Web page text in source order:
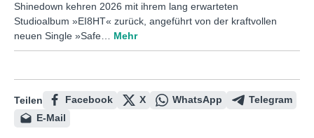
Shinedown kehren 2026 mit ihrem lang erwarteten
Studioalbum »EI8HT« zurück, angeführt von der kraftvollen
neuen Single »Safe… Mehr
Teilen Facebook X WhatsApp
Telegram
E-Mail